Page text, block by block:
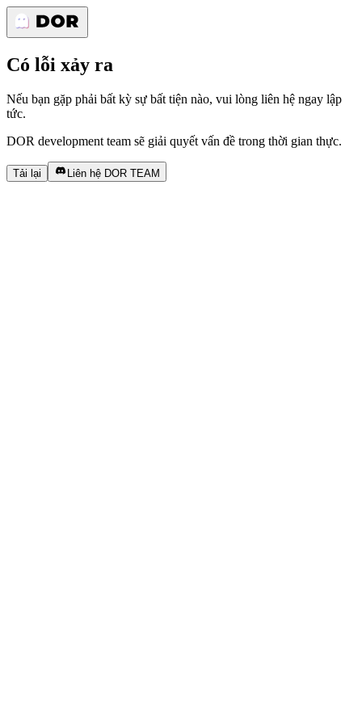
Có lỗi xảy ra
Nếu bạn gặp phải bất kỳ sự bất tiện nào, vui lòng liên hệ ngay lập
tức.
DOR development team sẽ giải quyết vấn đề trong thời gian thực.
Tải lại Liên hệ DOR TEAM